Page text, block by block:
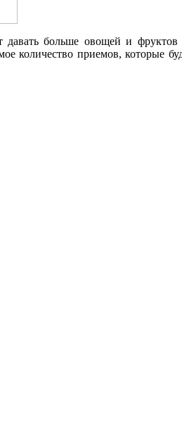
больше овощей и фруктов
количество приемов, которые